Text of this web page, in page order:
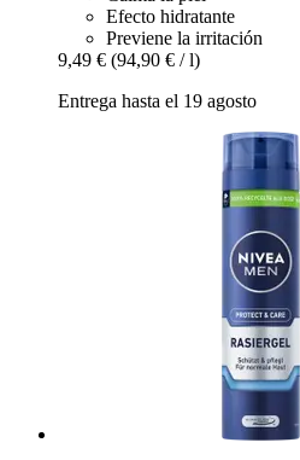
Efecto hidratante
Previene la irritación
9,49 € (94,90 € / l)
Entrega hasta el 19 agosto